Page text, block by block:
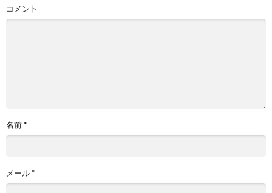
コメント
名前*
メール*